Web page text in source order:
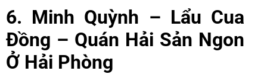
6. Minh Quỳnh – Lẩu Cua
Đồng – Quán Hải Sản Ngon
Ở Hải Phòng